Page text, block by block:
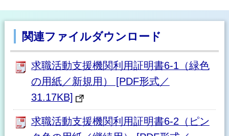
関連ファイルダウンロード
求職活動支援機関利用証明書6-1（緑色
の用紙／新規用） [PDF形式／
31.17KB]
求職活動支援機関利用証明書6-2（ピン